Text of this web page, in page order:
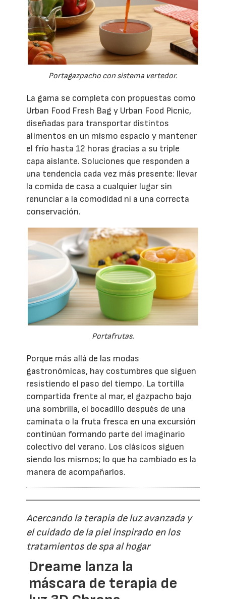
Portagazpacho con sistema vertedor.
La gama se completa con propuestas como
Urban Food Fresh Bag y Urban Food Picnic,
diseñadas para transportar distintos
alimentos en un mismo espacio y mantener
el frío hasta 12 horas gracias a su triple
capa aislante. Soluciones que responden a
una tendencia cada vez más presente: llevar
la comida de casa a cualquier lugar sin
renunciar a la comodidad ni a una correcta
conservación.
Portafrutas.
Porque más allá de las modas
gastronómicas, hay costumbres que siguen
resistiendo el paso del tiempo. La tortilla
compartida frente al mar, el gazpacho bajo
una sombrilla, el bocadillo después de una
caminata o la fruta fresca en una excursión
continúan formando parte del imaginario
colectivo del verano. Los clásicos siguen
siendo los mismos; lo que ha cambiado es la
manera de acompañarlos.
Acercando la terapia de luz avanzada y
el cuidado de la piel inspirado en los
tratamientos de spa al hogar
Dreame lanza la
máscara de terapia de